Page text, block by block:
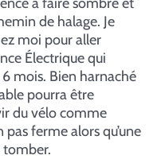
de halage. Je
moi pour aller
Électrique qui
mois. Bien harnaché
pourra être
du vélo comme
pas ferme alors qu’une
tomber.